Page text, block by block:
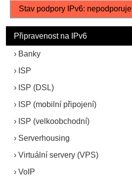
Stav podpory IPv6: nepodporuje
Připravenost na IPv6
Banky
ISP
ISP (DSL)
ISP (mobilní připojení)
ISP (velkoobchodní)
Serverhousing
Virtuální servery (VPS)
VoIP